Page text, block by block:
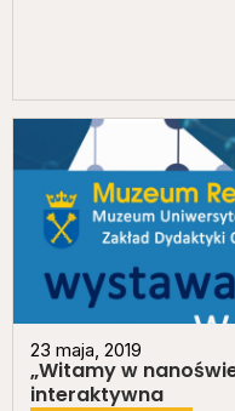
23 maja, 2019
„Witamy w
interaktywna